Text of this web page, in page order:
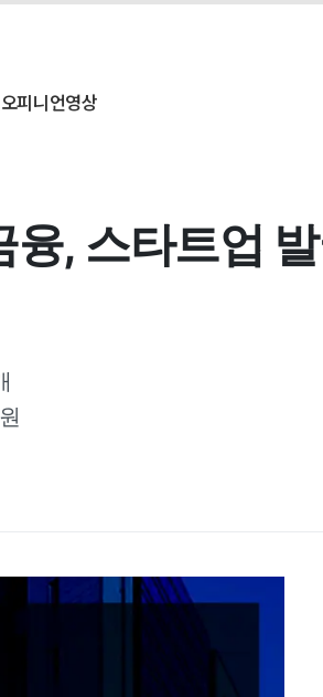
오피니언영상
, 스타트업